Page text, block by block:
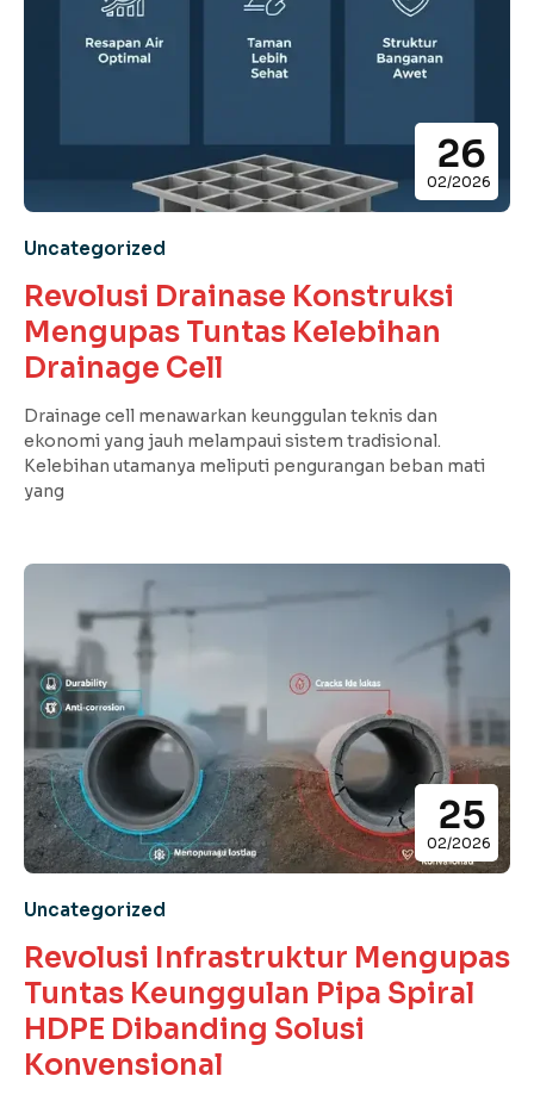
26
02/2026
Uncategorized
Revolusi Drainase Konstruksi
Mengupas Tuntas Kelebihan
Drainage Cell
Drainage cell menawarkan keunggulan teknis dan
ekonomi yang jauh melampaui sistem tradisional.
Kelebihan utamanya meliputi pengurangan beban mati
yang
25
02/2026
Uncategorized
Revolusi Infrastruktur Mengupas
Tuntas Keunggulan Pipa Spiral
HDPE Dibanding Solusi
Konvensional